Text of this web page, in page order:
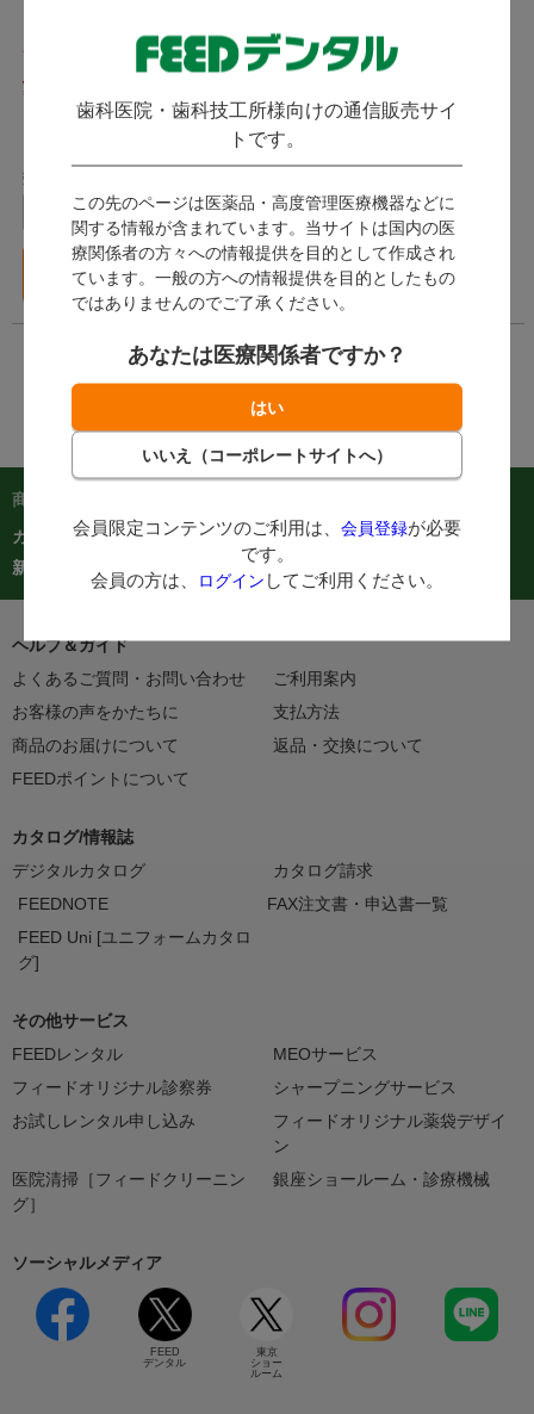
歯科医院・歯科技工所様向けの通信販売サイ
トです。
この先のページは医薬品・高度管理医療機器などに
関する情報が含まれています。当サイトは国内の医
療関係者の方々への情報提供を目的として作成され
ています。一般の方への情報提供を目的としたもの
ではありませんのでご了承ください。
あなたは医療関係者ですか？
会員限定コンテンツのご利用は、 会員登録が必要
です。
会員の方は、
ログイン してご利用ください。
発送： 翌営業日
（税込）
数量：
個
カートに入れる
商品を探す：
カテゴリーから探す
商品コードからご注文
在庫処分市
新着商品
人気商品TOP40 カタログ
ヘルプ＆ガイド
よくあるご質問・お問い合わせ
ご利用案内
お客様の声をかたちに
支払方法
商品のお届けについて
返品・交換について
FEEDポイントについて
カタログ/情報誌
デジタルカタログ
カタログ請求
FEEDNOTE
FAX注文書・申込書一覧
FEED Uni [ユニフォームカタロ
グ]
その他サービス
FEEDレンタル
MEOサービス
フィードオリジナル診察券
シャープニングサービス
お試しレンタル申し込み
フィードオリジナル薬袋デザイ
ン
医院清掃［フィードクリーニン
グ］
銀座ショールーム・診療機械
ソーシャルメディア
FEED
デンタル
東京
ショー
ルーム